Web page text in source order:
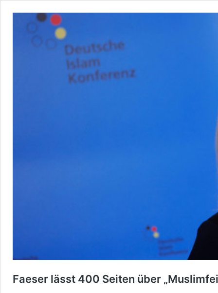
Faeser lässt 400 Seiten über